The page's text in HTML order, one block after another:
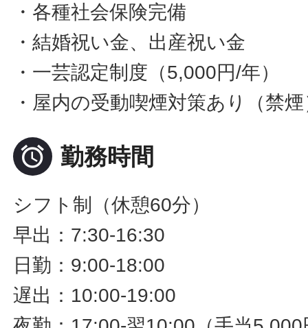
・各種社会保険完備
・結婚祝い金、出産祝い金
・一芸認定制度（5,000円/年）
・屋内の受動喫煙対策あり（禁
 勤務時間
シフト制（休憩60分）
早出：7:30-16:30
日勤：9:00-18:00
遅出：10:00-19:00